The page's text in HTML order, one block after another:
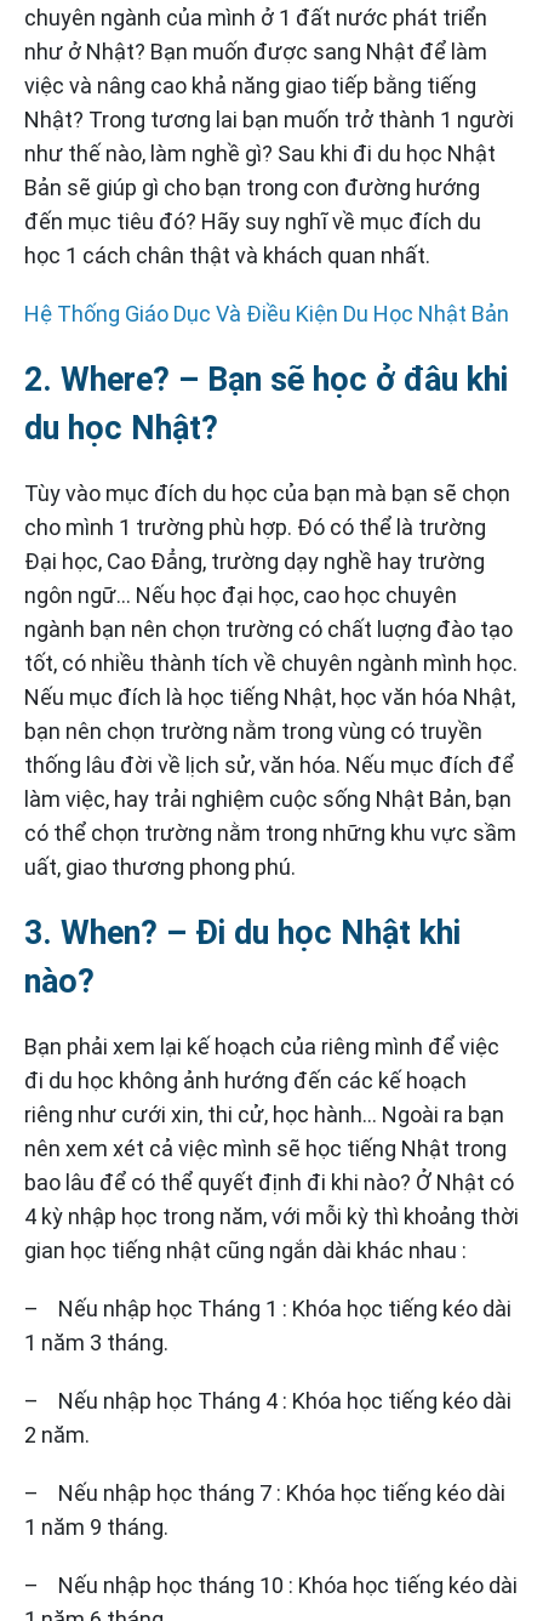
chuyên ngành của mình ở 1 đất nước phát triển
như ở Nhật? Bạn muốn được sang Nhật để làm
việc và nâng cao khả năng giao tiếp bằng tiếng
Nhật? Trong tương lai bạn muốn trở thành 1 người
như thế nào, làm nghề gì? Sau khi đi du học Nhật
Bản sẽ giúp gì cho bạn trong con đường hướng
đến mục tiêu đó? Hãy suy nghĩ về mục đích du
học 1 cách chân thật và khách quan nhất.
Hệ Thống Giáo Dục Và Điều Kiện Du Học Nhật Bản
2. Where? – Bạn sẽ học ở đâu khi
du học Nhật?
Tùy vào mục đích du học của bạn mà bạn sẽ chọn
cho mình 1 trường phù hợp. Đó có thể là trường
Đại học, Cao Đẳng, trường dạy nghề hay trường
ngôn ngữ… Nếu học đại học, cao học chuyên
ngành bạn nên chọn trường có chất luợng đào tạo
tốt, có nhiều thành tích về chuyên ngành mình học.
Nếu mục đích là học tiếng Nhật, học văn hóa Nhật,
bạn nên chọn trường nằm trong vùng có truyền
thống lâu đời về lịch sử, văn hóa. Nếu mục đích để
làm việc, hay trải nghiệm cuộc sống Nhật Bản, bạn
có thể chọn trường nằm trong những khu vực sầm
uất, giao thương phong phú.
3. When? – Đi du học Nhật khi
nào?
Bạn phải xem lại kế hoạch của riêng mình để việc
đi du học không ảnh hướng đến các kế hoạch
riêng như cưới xin, thi cử, học hành… Ngoài ra bạn
nên xem xét cả việc mình sẽ học tiếng Nhật trong
bao lâu để có thể quyết định đi khi nào? Ở Nhật có
4 kỳ nhập học trong năm, với mỗi kỳ thì khoảng thời
gian học tiếng nhật cũng ngắn dài khác nhau :
– Nếu nhập học Tháng 1 : Khóa học tiếng kéo dài
1 năm 3 tháng.
– Nếu nhập học Tháng 4 : Khóa học tiếng kéo dài
2 năm.
– Nếu nhập học tháng 7 : Khóa học tiếng kéo dài
1 năm 9 tháng.
– Nếu nhập học tháng 10 : Khóa học tiếng kéo dài